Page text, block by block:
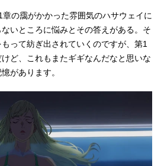
の靄がかかった雰囲気のハサウェイに
いところに悩みとその答えがある。そ
って紡ぎ出されていくのですが、第1
ど、これもまたギギなんだなと思いな
があります。